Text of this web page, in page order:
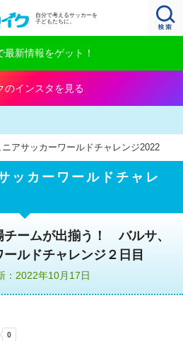
自分で考えるサッカーを
子どもたちに。
最新情報をゲット！
のインスタを見る
ニアサッカーワールドチャレンジ2022
ッカーワールドチャレ
ームが出揃う！ バルサ、
ルドチャレンジ２日目
2022年10月17日